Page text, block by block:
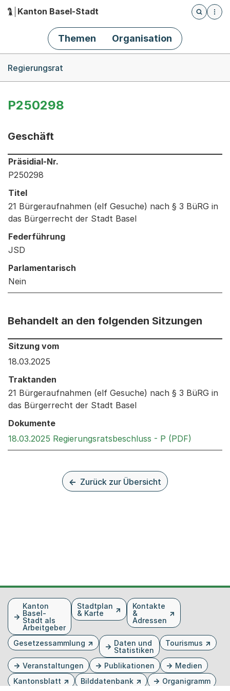
Hauptnavigation
Kanton Basel-Stadt
Öffnet
Themen Organisation
Regierungsrat
P250298
Geschäft
Informationen zum Ausgewählten Geschäft
Präsidial-Nr.
P250298
Titel
21 Bürgeraufnahmen (elf Gesuche) nach § 3 BüRG in
das Bürgerrecht der Stadt Basel
Federführung
JSD
Parlamentarisch
Nein
Behandelt an den folgenden Sitzungen
Behandelt an den folgenden Sitzungen: Informationen
Sitzung vom
18.03.2025
Traktanden
21 Bürgeraufnahmen (elf Gesuche) nach § 3 BüRG in
das Bürgerrecht der Stadt Basel
Dokumente
18.03.2025 Regierungsratsbeschluss - P (PDF)
Zurück zur Übersicht
FusszeileKanton
Basel-
Stadt als
Arbeitgeber
Stadtplan
& Karte
Kontakte
&
Adressen
Gesetzessammlung
Daten und
Statistiken
Tourismus
Veranstaltungen Publikationen
Medien
Kantonsblatt
Bilddatenbank Organigramm